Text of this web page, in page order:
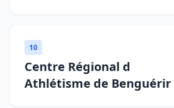
10
Centre Régional d
Athlétisme de Benguérir